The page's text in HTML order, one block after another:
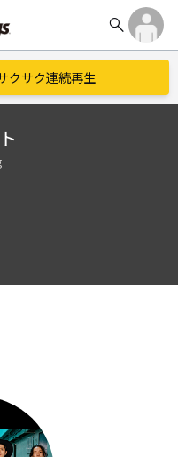
search
クサク連続再生